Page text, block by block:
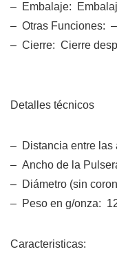
– Embalaje:
– Otras Funciones: –
– Cierre: Cierre
Detalles técnicos
– Distancia entre las
– Ancho de la
– Diámetro (sin
– Peso en g/onza:
Caracteristicas: